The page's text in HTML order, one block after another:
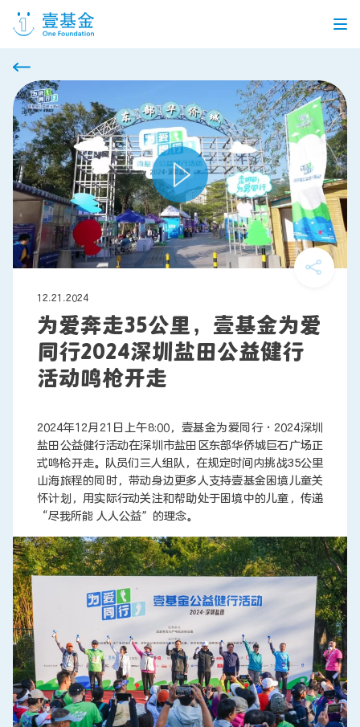
首页
信息公开
党建引领 机构介绍 信息披露 工作机会
公益项目
个人捐赠
企业合作
12.21.2024
为爱奔走35公里，壹基金为爱
同行2024深圳盐田公益健行
活动鸣枪开走
2024年12月21日上午8:00，壹基金为爱同行·2024深圳
盐田公益健行活动在深圳市盐田区东部华侨城巨石广场正
式鸣枪开走。队员们三人组队，在规定时间内挑战35公里
山海旅程的同时，带动身边更多人支持壹基金困境儿童关
怀计划，用实际行动关注和帮助处于困境中的儿童，传递
“尽我所能 人人公益”的理念。